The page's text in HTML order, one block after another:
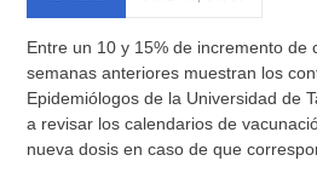
Entre un 10 y 15% de incremento de
semanas anteriores muestran los
Epidemiólogos de la Universidad de
a revisar los calendarios de
nueva dosis en caso de que